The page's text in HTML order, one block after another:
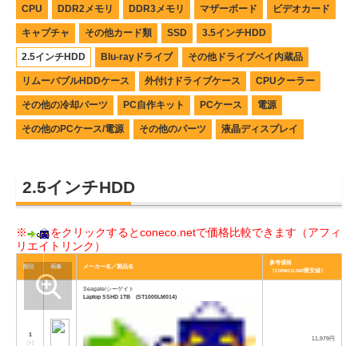
CPU DDR2メモリ DDR3メモリ マザーボード ビデオカード
キャプチャ その他カード類 SSD 3.5インチHDD
2.5インチHDD Blu-rayドライブ その他ドライブベイ内蔵品
リムーバブルHDDケース 外付けドライブケース CPUクーラー
その他の冷却パーツ PC自作キット PCケース 電源
その他のPCケース/電源 その他のパーツ 液晶ディスプレイ
2.5インチHDD
※
をクリックするとconeco.netで価格比較できます（アフィ
リエイトリンク）
順位 画像 メーカー名／製品名
参考価格
（coneco.net最安値）
1
[↑]
Seagate/シーゲイト
Laptop SSHD 1TB (ST1000LM014)
11,979円